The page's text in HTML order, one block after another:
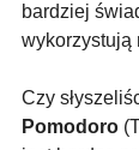
bardziej
wykorzystują
Czy
Pomodoro